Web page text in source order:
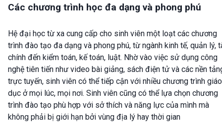
Các chương trình học đa dạng và phong phú
Hệ đại học từ xa cung cấp cho sinh viên một loạt các chương
trình đào tạo đa dạng và phong phú, từ ngành kinh tế, quản lý,
chính đến kiểm toán, kế toán, luật. Nhờ vào việc sử dụng công
nghệ tiên tiến như video bài giảng, sách điện tử và các nền
trực tuyến, sinh viên có thể tiếp cận với nhiều chương trình giáo
dục ở mọi lúc, mọi nơi. Sinh viên cũng có thể lựa chọn chương
trình đào tạo phù hợp với sở thích và năng lực của mình mà
không phải bị giới hạn bởi vùng địa lý hay thời gian